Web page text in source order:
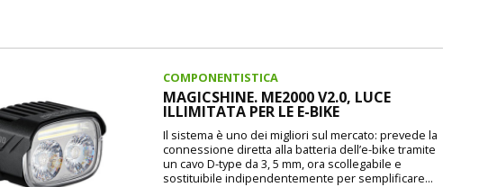
COMPONENTISTICA
MAGICSHINE. ME2000 V2.0, LUCE
ILLIMITATA PER LE E-BIKE
Il sistema è uno dei migliori sul mercato: prevede la
connessione diretta alla batteria dell’e-bike tramite
un cavo D-type da 3, 5 mm, ora scollegabile e
sostituibile indipendentemente per semplificare...